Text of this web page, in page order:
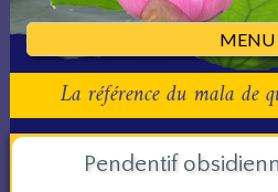
MENU
La référence du mala de
Pendentif